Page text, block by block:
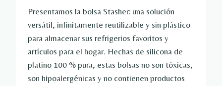
Presentamos la bolsa Stasher: una solución
versátil, infinitamente reutilizable y sin plástico
para almacenar sus refrigerios favoritos y
artículos para el hogar. Hechas de silicona de
platino 100 % pura, estas bolsas no son tóxicas,
son hipoalergénicas y no contienen productos